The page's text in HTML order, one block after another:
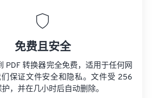
免费且安全
PDF 转换器完全免费，适用于任何网
保证文件安全和隐私。文件受 256
，并在几小时后自动删除。